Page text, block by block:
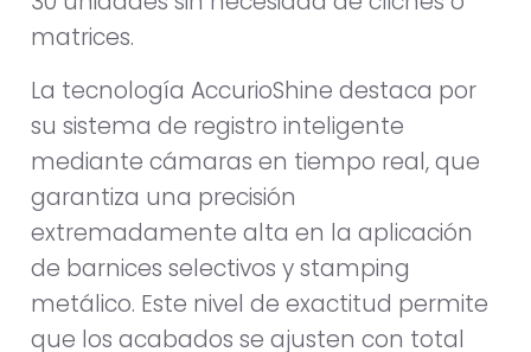
matrices.
La tecnología AccurioShine destaca por
su sistema de registro inteligente
mediante cámaras en tiempo real, que
garantiza una precisión
extremadamente alta en la aplicación
de barnices selectivos y stamping
metálico. Este nivel de exactitud permite
que los acabados se ajusten con total